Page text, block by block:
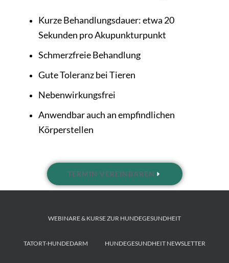
Kurze Behandlungsdauer: etwa 20
Sekunden pro Akupunkturpunkt
Schmerzfreie Behandlung
Gute Toleranz bei Tieren
Nebenwirkungsfrei
Anwendbar auch an empfindlichen
Körperstellen
TERMIN VEREINBAREN
WEBINARE & KURSE ZUR HUNDEGESUNDHEIT
TATORT-HUNDEDARM HUNDEGESUNDHEIT NEWSLETTER